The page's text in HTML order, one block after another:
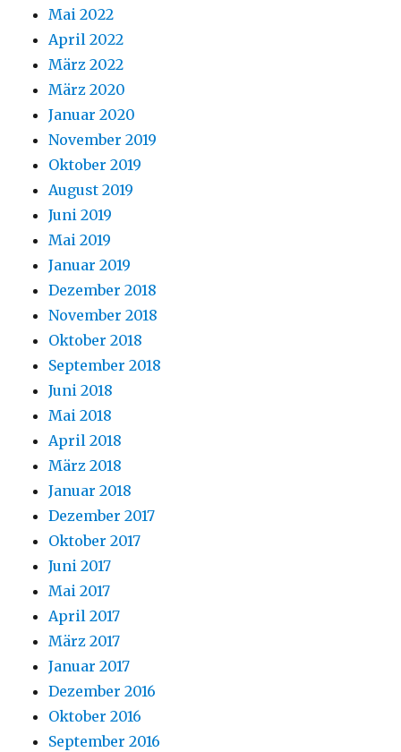
Mai 2022
April 2022
März 2022
März 2020
Januar 2020
November 2019
Oktober 2019
August 2019
Juni 2019
Mai 2019
Januar 2019
Dezember 2018
November 2018
Oktober 2018
September 2018
Juni 2018
Mai 2018
April 2018
März 2018
Januar 2018
Dezember 2017
Oktober 2017
Juni 2017
Mai 2017
April 2017
März 2017
Januar 2017
Dezember 2016
Oktober 2016
September 2016